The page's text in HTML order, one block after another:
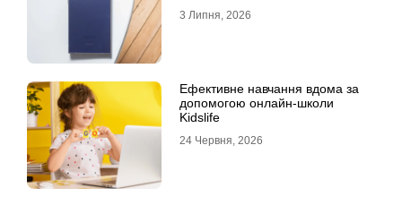
3 Липня, 2026
Ефективне навчання вдома за
допомогою онлайн-школи
Kidslife
24 Червня, 2026